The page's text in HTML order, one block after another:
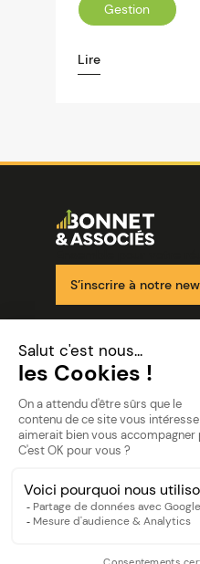
Gestion
Lire
Image
S’inscrire à notre
Nos solutions
Nos cabinets
Mon espace client